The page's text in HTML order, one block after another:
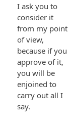
I ask you to
consider it
from my point
of view,
because if you
approve of it,
you will be
enjoined to
carry out all I
say.